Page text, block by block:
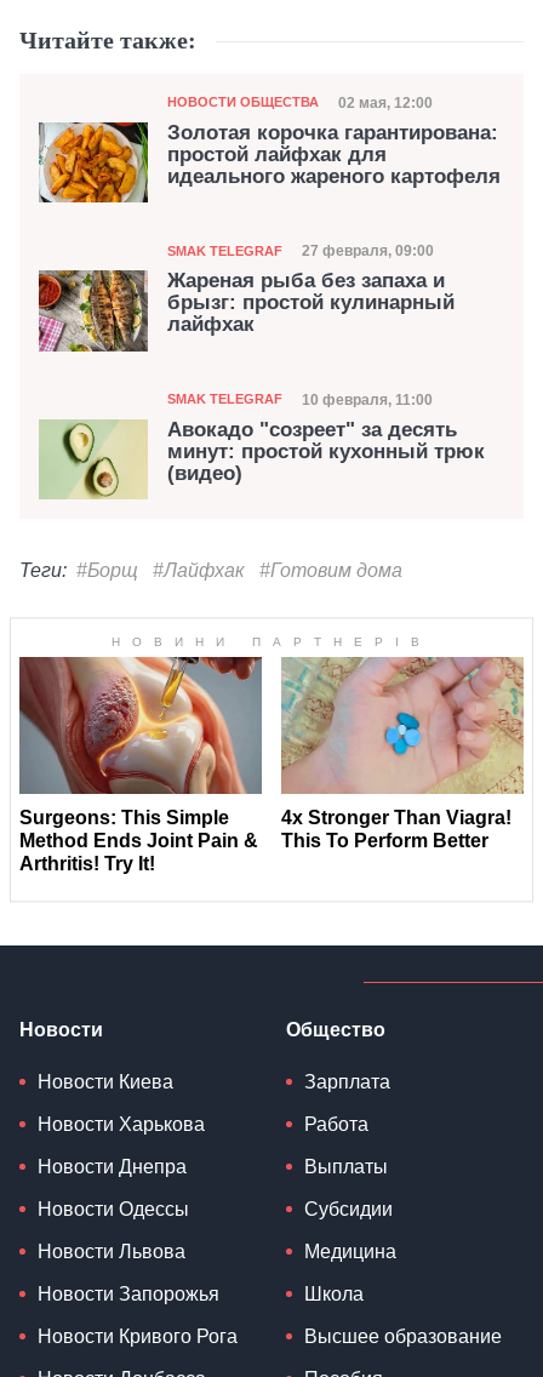
Читайте также:
Категория
НОВОСТИ ОБЩЕСТВА Дата публикации
02 мая, 12:00
Золотая корочка гарантирована:
простой лайфхак для
идеального жареного картофеля
Категория
SMAK TELEGRAF Дата публикации
27 февраля, 09:00
Жареная рыба без запаха и
брызг: простой кулинарный
лайфхак
Категория
SMAK TELEGRAF Дата публикации
10 февраля, 11:00
Авокадо "созреет" за десять
минут: простой кухонный трюк
(видео)
Теги: #Борщ #Лайфхак #Готовим дома
Новости
Новости Киева
Новости Харькова
Новости Днепра
Новости Одессы
Новости Львова
Новости Запорожья
Новости Кривого Рога
Общество
Зарплата
Работа
Выплаты
Субсидии
Медицина
Школа
Высшее образование